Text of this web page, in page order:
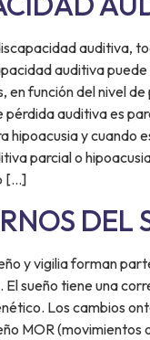
auditiva,
auditiva
en función del nivel de
pérdida auditiva es
hipoacusia y cuando
parcial o
[…]
DEL
y vigilia forman
El sueño tiene una
Los cambios
MOR (movimientos